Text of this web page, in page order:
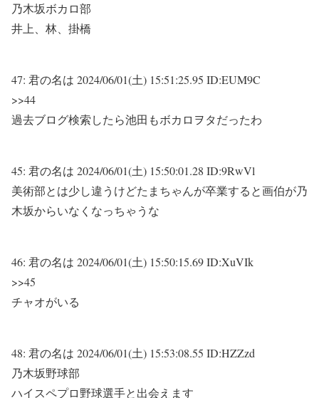
乃木坂ボカロ部
井上、林、掛橋
47: 君の名は 2024/06/01(土) 15:51:25.95 ID:EUM9C
>>44
過去ブログ検索したら池田もボカロヲタだったわ
45: 君の名は 2024/06/01(土) 15:50:01.28 ID:9RwVl
美術部とは少し違うけどたまちゃんが卒業すると画伯が乃
木坂からいなくなっちゃうな
46: 君の名は 2024/06/01(土) 15:50:15.69 ID:XuVIk
>>45
チャオがいる
48: 君の名は 2024/06/01(土) 15:53:08.55 ID:HZZzd
乃木坂野球部
ハイスペプロ野球選手と出会えます